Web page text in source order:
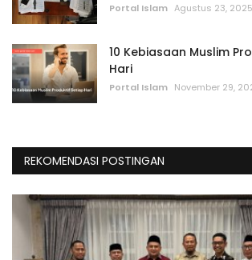
Portal Islam Agustus 23, 2025
10 Kebiasaan Muslim
Hari
Portal Islam November 29,
REKOMENDASI POSTINGAN